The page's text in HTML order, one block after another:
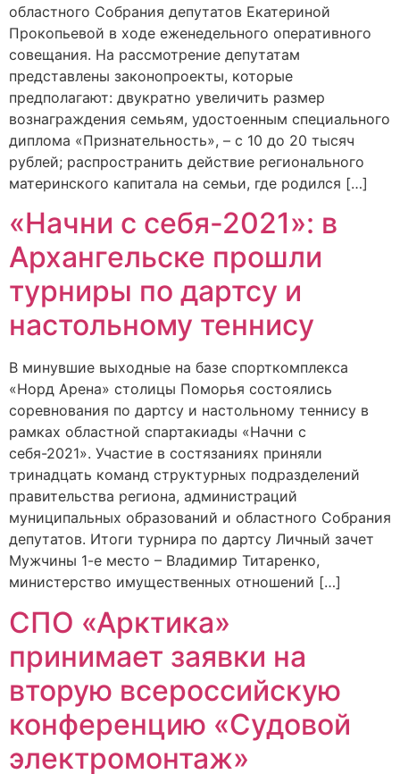
областного Собрания депутатов Екатериной
Прокопьевой в ходе еженедельного оперативного
совещания. На рассмотрение депутатам
представлены законопроекты, которые
предполагают: двукратно увеличить размер
вознаграждения семьям, удостоенным специального
диплома «Признательность», – с 10 до 20 тысяч
рублей; распространить действие регионального
материнского капитала на семьи, где родился […]
«Начни с себя-2021»: в
Архангельске прошли
турниры по дартсу и
настольному теннису
В минувшие выходные на базе спорткомплекса
«Норд Арена» столицы Поморья состоялись
соревнования по дартсу и настольному теннису в
рамках областной спартакиады «Начни с
себя-2021». Участие в состязаниях приняли
тринадцать команд структурных подразделений
правительства региона, администраций
муниципальных образований и областного Собрания
депутатов. Итоги турнира по дартсу Личный зачет
Мужчины 1-е место – Владимир Титаренко,
министерство имущественных отношений […]
СПО «Арктика»
принимает заявки на
вторую всероссийскую
конференцию «Судовой
электромонтаж»